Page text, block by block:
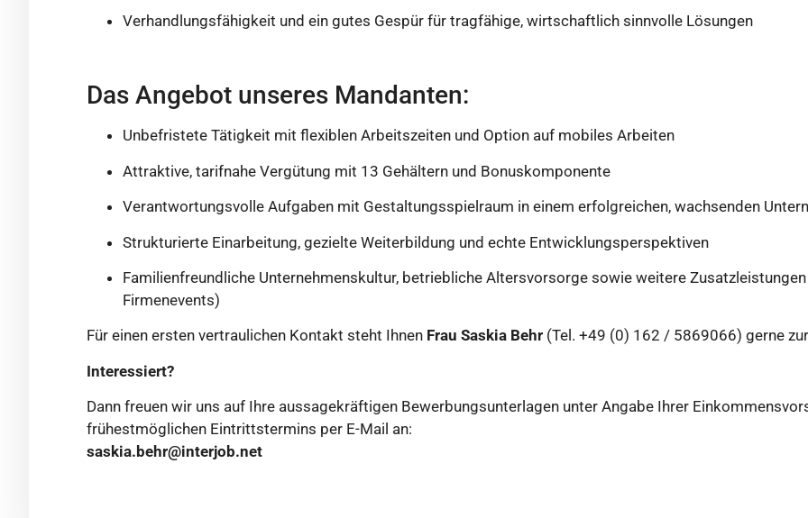
Verhandlungsfähigkeit und ein gutes Gespür für tragfähige, wirtschaftlich sinnvolle Lösungen
Das Angebot unseres Mandanten:
Unbefristete Tätigkeit mit flexiblen Arbeitszeiten und Option auf mobiles Arbeiten
Attraktive, tarifnahe Vergütung mit 13 Gehältern und Bonuskomponente
Verantwortungsvolle Aufgaben mit Gestaltungsspielraum in einem erfolgreichen, wachsenden
Strukturierte Einarbeitung, gezielte Weiterbildung und echte Entwicklungsperspektiven
Familienfreundliche Unternehmenskultur, betriebliche Altersvorsorge sowie weitere
Firmenevents)
Für einen ersten vertraulichen Kontakt steht Ihnen Frau Saskia Behr (Tel. +49 (0) 162 / 5869066) gerne
Interessiert?
Dann freuen wir uns auf Ihre aussagekräftigen Bewerbungsunterlagen unter Angabe Ihrer
frühestmöglichen Eintrittstermins per E-Mail an:
saskia.behr@interjob.net